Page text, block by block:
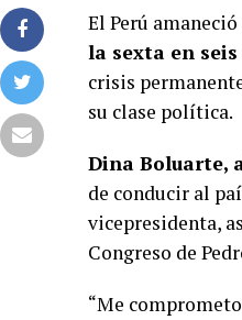
El Perú
la sexta en seis
crisis
su clase política.
Dina Boluarte,
de conducir al
vicepresidenta,
Congreso de
“Me